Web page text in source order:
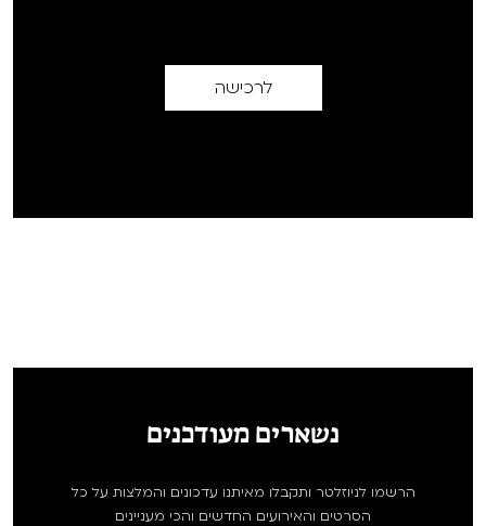
לרכישה
נשארים מעודכנים
הרשמו לניוזלטר ותקבלו מאיתנו עדכונים והמלצות על כל
הסרטים והאירועים החדשים והכי מעניינים